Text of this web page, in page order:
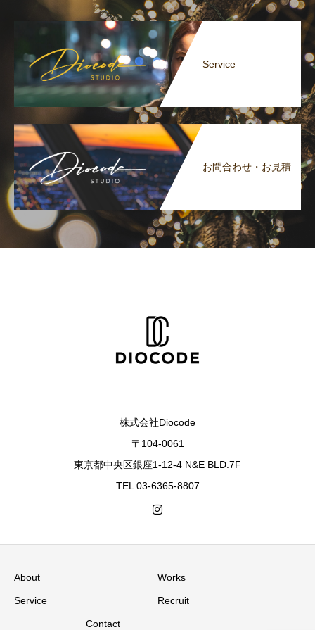
Service
お問合わせ・お見積
株式会社Diocode
〒104-0061
東京都中央区銀座1-12-4 N&E BLD.7F
TEL 03-6365-8807
About Works
Service Recruit
Contact